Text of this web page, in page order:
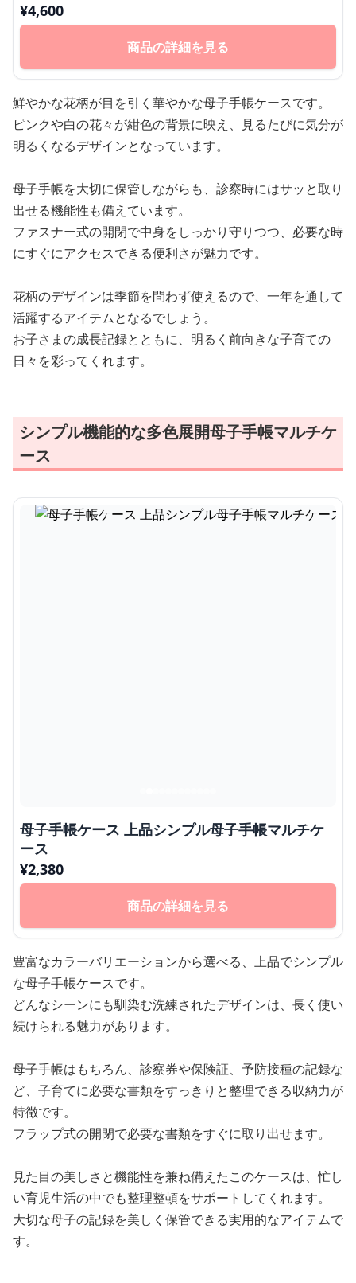
¥4,600
商品の詳細を見る
鮮やかな花柄が目を引く華やかな母子手帳ケースです。
ピンクや白の花々が紺色の背景に映え、見るたびに気分が
明るくなるデザインとなっています。
母子手帳を大切に保管しながらも、診察時にはサッと取り
出せる機能性も備えています。
ファスナー式の開閉で中身をしっかり守りつつ、必要な時
にすぐにアクセスできる便利さが魅力です。
花柄のデザインは季節を問わず使えるので、一年を通して
活躍するアイテムとなるでしょう。
お子さまの成長記録とともに、明るく前向きな子育ての
日々を彩ってくれます。
シンプル機能的な多色展開母子手帳マルチケ
ース
母子手帳ケース 上品シンプル母子手帳マルチケ
ース
¥2,380
商品の詳細を見る
豊富なカラーバリエーションから選べる、上品でシンプル
な母子手帳ケースです。
どんなシーンにも馴染む洗練されたデザインは、長く使い
続けられる魅力があります。
母子手帳はもちろん、診察券や保険証、予防接種の記録な
ど、子育てに必要な書類をすっきりと整理できる収納力が
特徴です。
フラップ式の開閉で必要な書類をすぐに取り出せます。
見た目の美しさと機能性を兼ね備えたこのケースは、忙し
い育児生活の中でも整理整頓をサポートしてくれます。
大切な母子の記録を美しく保管できる実用的なアイテムで
す。